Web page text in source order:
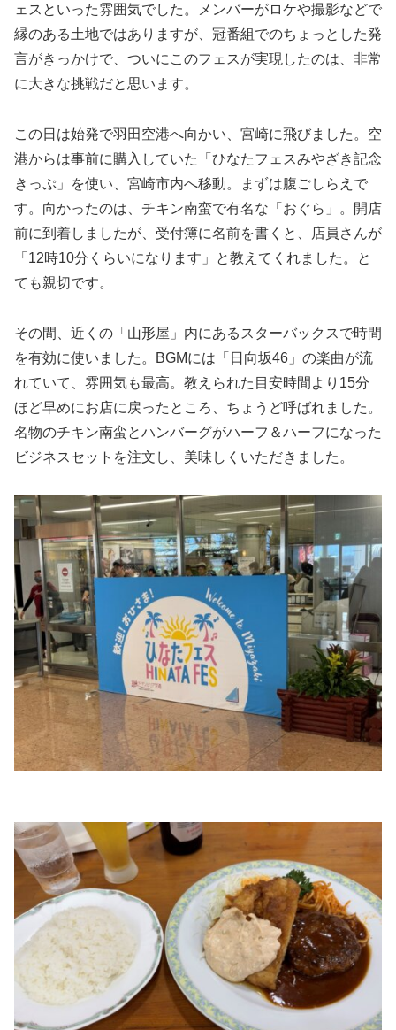
ェスといった雰囲気でした。メンバーがロケや撮影などで
縁のある土地ではありますが、冠番組でのちょっとした発
言がきっかけで、ついにこのフェスが実現したのは、非常
に大きな挑戦だと思います。
この日は始発で羽田空港へ向かい、宮崎に飛びました。空
港からは事前に購入していた「ひなたフェスみやざき記念
きっぷ」を使い、宮崎市内へ移動。まずは腹ごしらえで
す。向かったのは、チキン南蛮で有名な「おぐら」。開店
前に到着しましたが、受付簿に名前を書くと、店員さんが
「12時10分くらいになります」と教えてくれました。と
ても親切です。
その間、近くの「山形屋」内にあるスターバックスで時間
を有効に使いました。BGMには「日向坂46」の楽曲が流
れていて、雰囲気も最高。教えられた目安時間より15分
ほど早めにお店に戻ったところ、ちょうど呼ばれました。
名物のチキン南蛮とハンバーグがハーフ＆ハーフになった
ビジネスセットを注文し、美味しくいただきました。